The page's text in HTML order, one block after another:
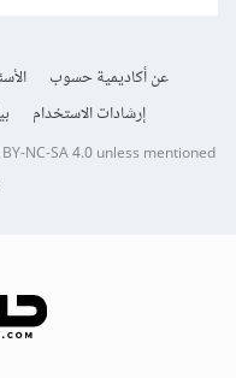
عن أكاديمية حسوب
إرشادات الاستخدام
BY-NC-SA 4.0unless mentioned